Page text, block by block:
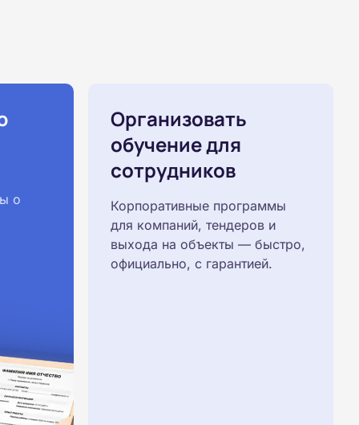
о
Организовать
обучение для
сотрудников
Корпоративные программы
для компаний, тендеров и
выхода на объекты — быстро,
официально, с гарантией.